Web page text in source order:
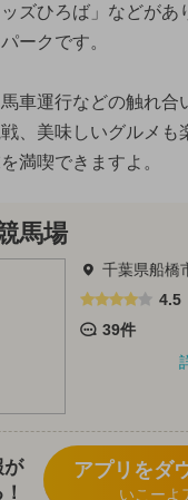
ズひろば」などがあ
ークです。
車運行などの触れ合
、美味しいグルメも
満喫できますよ。
馬場
千葉県船橋
4.5
39件
が
アプリをダ
いこーよ